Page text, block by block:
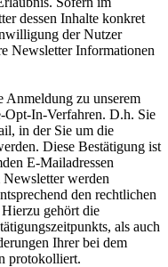
dessen Inhalte konkret
der Nutzer
Newsletter Informationen
zu unserem
Opt-In-Verfahren. D.h. Sie
in der Sie um die
Diese Bestätigung ist
E-Mailadressen
werden
den rechtlichen
gehört die
als auch
Ihrer bei dem
protokolliert.